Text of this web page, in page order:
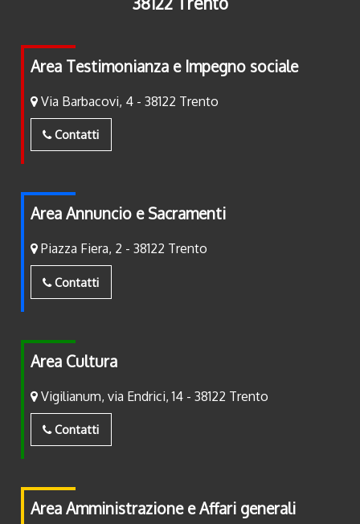
Area Testimonianza e Impegno sociale
Via Barbacovi, 4 - 38122 Trento
Contatti
Area Annuncio e Sacramenti
Piazza Fiera, 2 - 38122 Trento
Contatti
Area Cultura
Vigilianum, via Endrici, 14 - 38122 Trento
Contatti
Area Amministrazione e Affari generali